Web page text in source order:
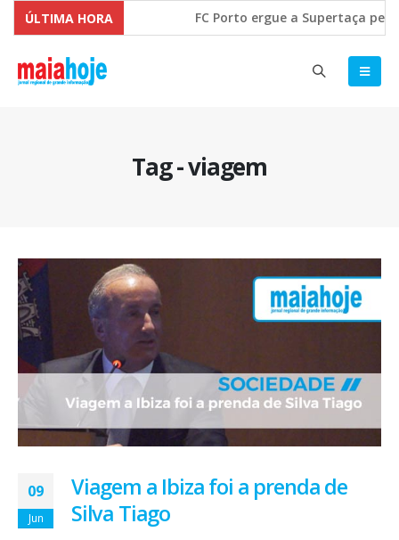
ÚLTIMA HORA FC Porto ergue a Supertaça pela
Comissão Europeia quer ouvir as
Tag - viagem
09
Jun
Viagem a Ibiza foi a prenda de
Silva Tiago